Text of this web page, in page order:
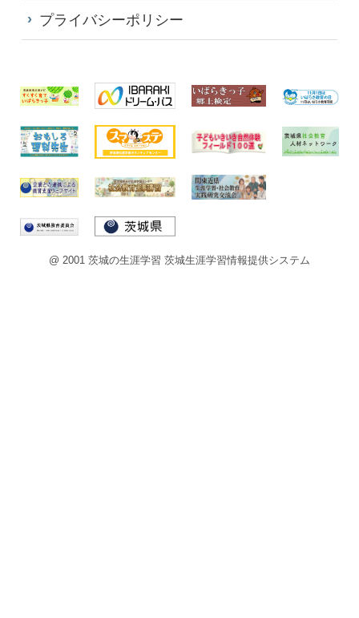
プライバシーポリシー
@ 2001 茨城の生涯学習 茨城生涯学習情報提供システム